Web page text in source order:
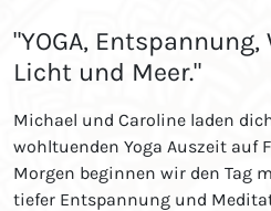
"YOGA, Entspannung,
Licht und Meer."
Michael und Caroline laden
wohltuenden Yoga Auszeit auf
Morgen beginnen wir den Tag
tiefer Entspannung und